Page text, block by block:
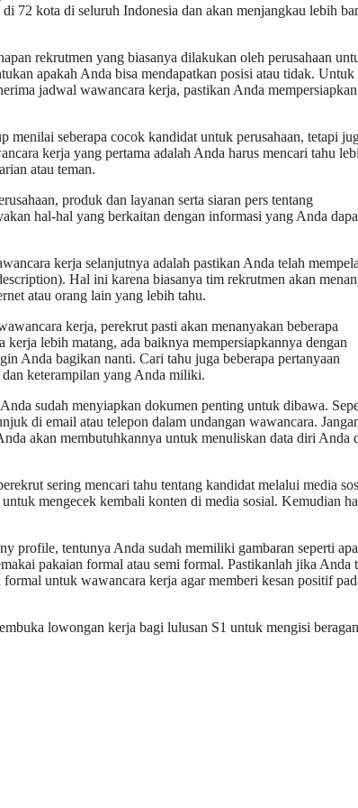
72 kota di seluruh Indonesia dan akan menjangkau lebih
rekrutmen yang biasanya dilakukan oleh perusahaan
apakah Anda bisa mendapatkan posisi atau tidak. Untuk
jadwal wawancara kerja, pastikan Anda
menilai seberapa cocok kandidat untuk perusahaan, tetapi
kerja yang pertama adalah Anda harus mencari tahu
atau teman.
produk dan layanan serta siaran pers tentang
hal-hal yang berkaitan dengan informasi yang Anda
kerja selanjutnya adalah pastikan Anda telah
Hal ini karena biasanya tim rekrutmen akan
atau orang lain yang lebih tahu.
kerja, perekrut pasti akan menanyakan beberapa
lebih matang, ada baiknya mempersiapkannya dengan
Anda bagikan nanti. Cari tahu juga beberapa pertanyaan
keterampilan yang Anda miliki.
sudah menyiapkan dokumen penting untuk dibawa.
di email atau telepon dalam undangan wawancara.
akan membutuhkannya untuk menuliskan data diri Anda
sering mencari tahu tentang kandidat melalui media
mengecek kembali konten di media sosial. Kemudian
profile, tentunya Anda sudah memiliki gambaran seperti apa
pakaian formal atau semi formal. Pastikanlah jika Anda
untuk wawancara kerja agar memberi kesan positif
lowongan kerja bagi lulusan S1 untuk mengisi